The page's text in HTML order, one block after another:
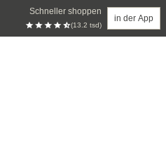
Schneller shoppen
(13.2 tsd)
in der App